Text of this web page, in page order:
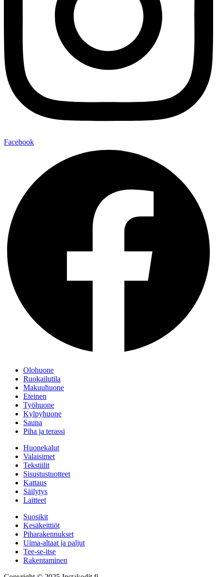
Facebook
Olohuone
Ruokailutila
Makuuhuone
Eteinen
Työhuone
Kylpyhuone
Sauna
Piha ja terassi
Huonekalut
Valaisimet
Tekstiilit
Sisustustuotteet
Kattaus
Säilytys
Laitteet
Suosikit
Kesäkeittiöt
Piharakennukset
Uima-altaat ja paljut
Tee-se-itse
Rakentaminen